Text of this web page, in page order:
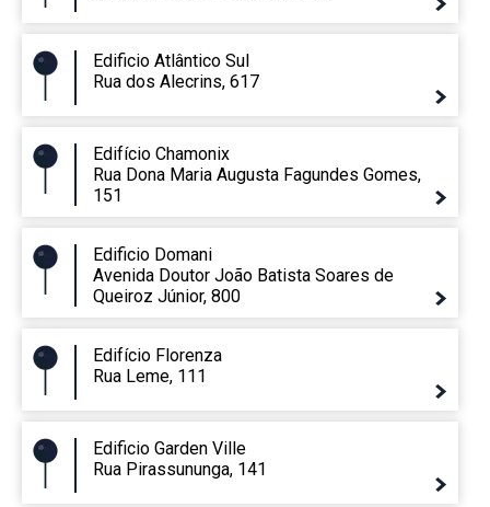
Edificio Atlântico Sul
Rua dos Alecrins, 617
Edifício Chamonix
Rua Dona Maria Augusta Fagundes Gomes,
151
Edificio Domani
Avenida Doutor João Batista Soares de
Queiroz Júnior, 800
Edifício Florenza
Rua Leme, 111
Edificio Garden Ville
Rua Pirassununga, 141